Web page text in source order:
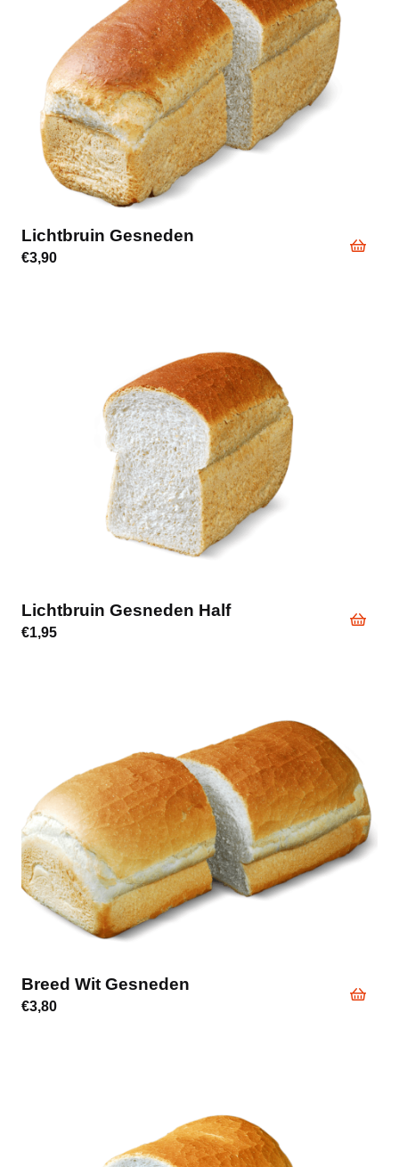
Lichtbruin Gesneden
€3,90
Lichtbruin Gesneden Half
€1,95
Breed Wit Gesneden
€3,80